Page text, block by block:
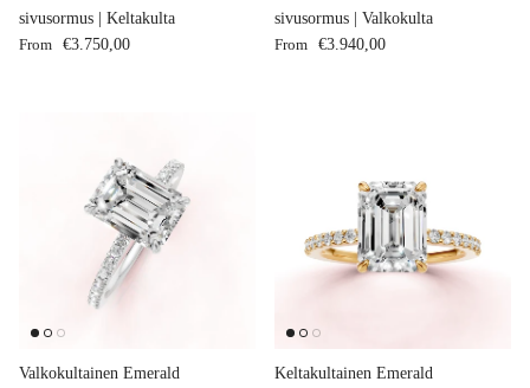
sivusormus | Keltakulta
Regular price
From €3.750,00
sivusormus | Valkokulta
Regular price
From €3.940,00
Valkokultainen Emerald
Keltakultainen Emerald